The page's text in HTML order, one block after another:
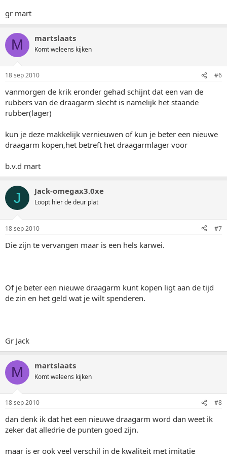
gr mart
M martslaats
Komt weleens kijken
18 sep 2010 #6
vanmorgen de krik eronder gehad schijnt dat een van de
rubbers van de draagarm slecht is namelijk het staande
rubber(lager)
kun je deze makkelijk vernieuwen of kun je beter een nieuwe
draagarm kopen,het betreft het draagarmlager voor
b.v.d mart
J Jack-omegax3.0xe
Loopt hier de deur plat
18 sep 2010 #7
Die zijn te vervangen maar is een hels karwei.
Of je beter een nieuwe draagarm kunt kopen ligt aan de tijd
de zin en het geld wat je wilt spenderen.
Gr Jack
M martslaats
Komt weleens kijken
18 sep 2010 #8
dan denk ik dat het een nieuwe draagarm word dan weet ik
zeker dat alledrie de punten goed zijn.
maar is er ook veel verschil in de kwaliteit met imitatie